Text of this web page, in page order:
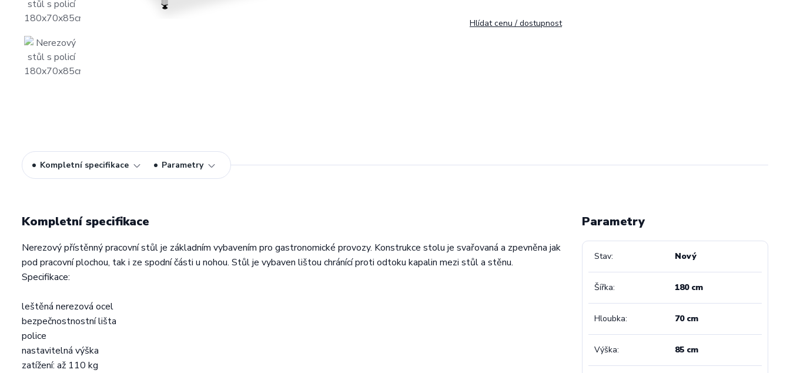
Hlídat cenu / dostupnost
Kompletní specifikace Parametry
Kompletní specifikace
Nerezový přístěnný pracovní stůl je základním vybavením pro gastronomické provozy. Konstrukce stolu je svařovaná a zpevněna jak
pod pracovní plochou, tak i ze spodní části u nohou. Stůl je vybaven lištou chránící proti odtoku kapalin mezi stůl a stěnu.
Specifikace:
leštěná nerezová ocel
bezpečnostnostní lišta
police
nastavitelná výška
zatížení: až 110 kg
Parametry
Stav Nový
Šířka 180 cm
Hloubka 70 cm
Výška 85 cm